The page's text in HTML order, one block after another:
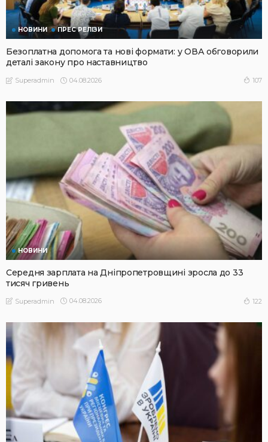
НОВИНИ ПРЕС РЕЛІЗИ
Безоплатна допомога та нові формати: у ОВА обговорили
деталі закону про наставництво
Superadmin 04.08.2026 107
НОВИНИ
Середня зарплата на Дніпропетровщині зросла до 33
тисяч гривень
Superadmin 04.08.2026 122